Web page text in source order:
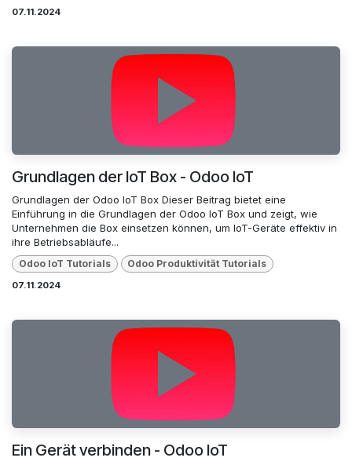
07.11.2024
Grundlagen der IoT Box - Odoo IoT
Grundlagen der Odoo IoT Box Dieser Beitrag bietet eine
Einführung in die Grundlagen der Odoo IoT Box und zeigt, wie
Unternehmen die Box einsetzen können, um IoT-Geräte effektiv in
ihre Betriebsabläufe...
Odoo loT Tutorials Odoo Produktivität Tutorials
07.11.2024
Ein Gerät verbinden - Odoo IoT